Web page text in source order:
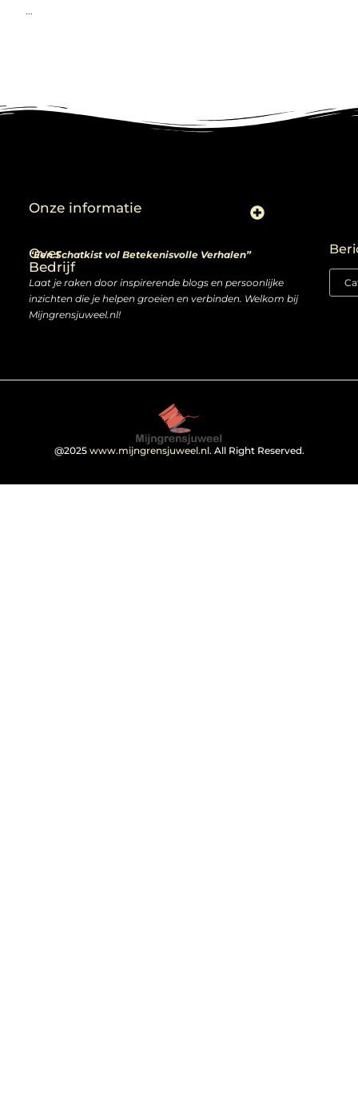
...
Over
Bedrijf
“Een Schatkist vol Betekenisvolle Verhalen”
Laat je raken door inspirerende blogs en persoonlijke
inzichten die je helpen groeien en verbinden. Welkom bij
Mijngrensjuweel.nl!
Onze informatie
@2025 www.mijngrensjuweel.nl. All Right Reserved.